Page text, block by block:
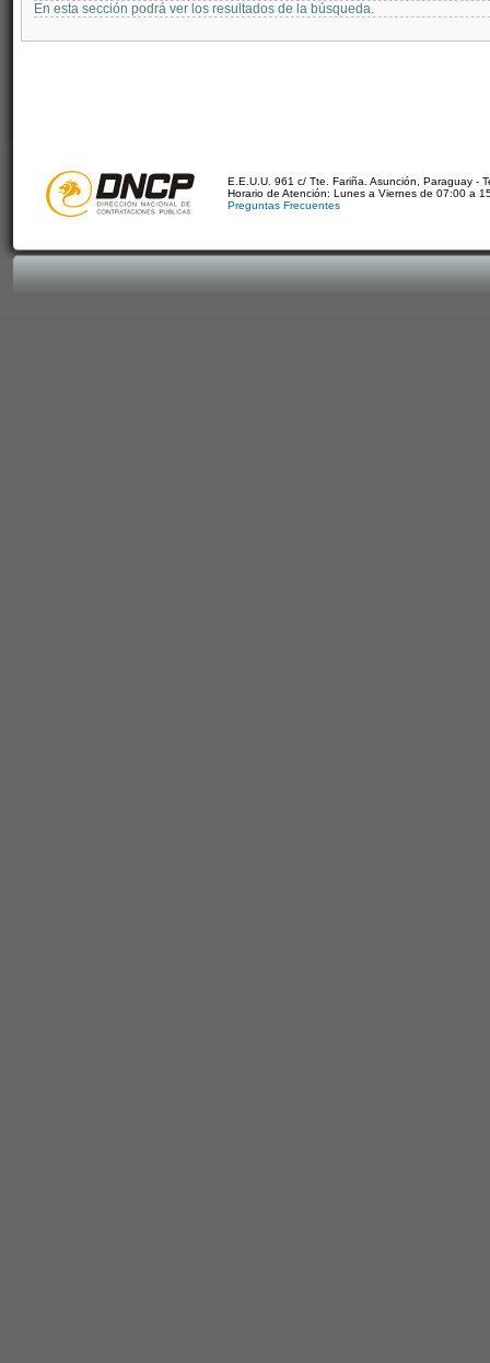
En esta sección podrá ver los resultados de la búsqueda.
E.E.U.U. 961 c/ Tte. Fariña. Asunción, Paraguay -
Horario de Atención: Lunes a Viernes de 07:00 a
Preguntas Frecuentes